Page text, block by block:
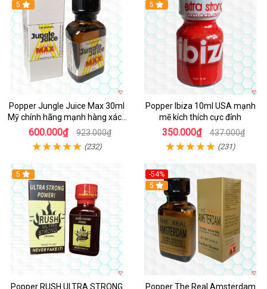
5
Popper Jungle Juice Max 30ml
Mỹ chính hãng mạnh hàng xách
tay kích thích
600.000₫ 923.000₫
(232)
5
Popper Ibiza 10ml USA mạnh
mẽ kích thích cực đỉnh
350.000₫ 437.000₫
(231)
5
Popper RUSH ULTRA STRONG
-54%
5
Popper The Real Amsterdam